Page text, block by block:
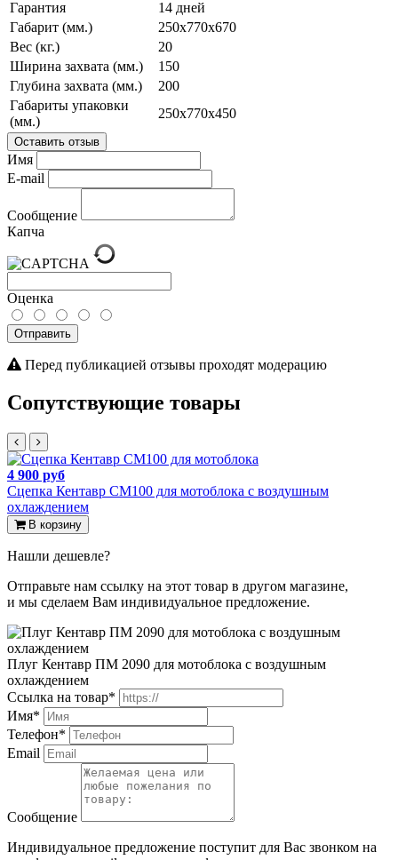
Гарантия
14 дней
Габарит (мм.)
250х770х670
Вес (кг.)
20
Ширина захвата (мм.)
150
Глубина захвата (мм.)
200
Габариты упаковки
(мм.)
250х770х450
Оставить отзыв
Имя
E-mail
Сообщение
Капча
Оценка
Отправить
Перед публикацией отзывы проходят модерацию
Сопутствующие товары
4 900 руб
Сцепка Кентавр СМ100 для мотоблока с воздушным
охлаждением
В корзину
Нашли дешевле?
Отправьте нам ссылку на этот товар в другом магазине,
и мы сделаем Вам индивидуальное предложение.
Плуг Кентавр ПМ 2090 для мотоблока с воздушным
охлаждением
Ссылка на товар*
Имя*
Телефон*
Email
Сообщение
Индивидуальное предложение поступит для Вас звонком на